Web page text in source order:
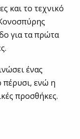
και το τεχνικό
για τα πρώτα
ένας
πέρυσι, ενώ η
προσθήκες.